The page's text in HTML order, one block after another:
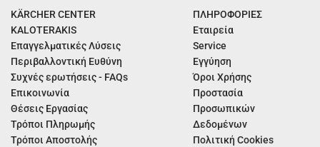
KÄRCHER CENTER
KALOTERAKIS
Επαγγελματικές Λύσεις
Περιβαλλοντική Ευθύνη
Συχνές ερωτήσεις - FAQs
Επικοινωνία
Θέσεις Εργασίας
Τρόποι Πληρωμής
Τρόποι Αποστολής
ΠΛΗΡΟΦΟΡΙΕΣ
Εταιρεία
Service
Εγγύηση
Όροι Χρήσης
Προστασία
Προσωπικών
Δεδομένων
Πολιτική Cookies